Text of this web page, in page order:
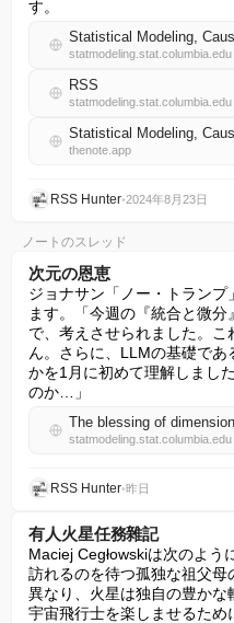
す。
statmodeling.stat.columbia.edu
RSS
statmodeling.stat.columbia.edu
thenote.app
RSS Hunter•2024年8月23日
ノートのスレッド
次元の恩恵
ジョナサン「ノー・トラン
ます。「今週の『統合と微
で、考えさせられました。
ん。さらに、LLMの基礎で
かを1月に初めて理解しまし
のか…」
The blessing of
statmodeling.stat.columbia.edu
RSS Hunter•昨日
有人火星任務雜記
Maciej Cegłowskiは次のよ
訪れるのを待つ孤独な祖父
異なり、火星は独自の豊か
宇宙飛行士を楽しませるため